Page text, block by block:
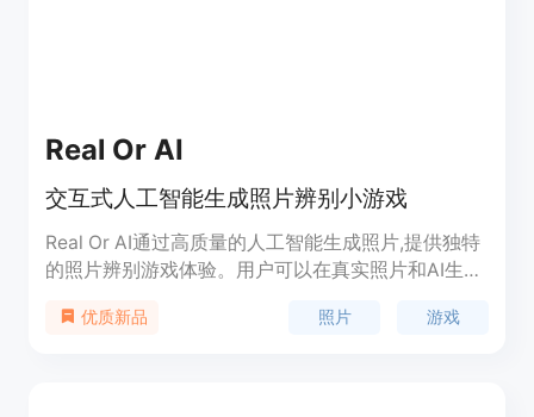
Real Or AI
交互式人工智能生成照片辨别小游戏
Real Or AI通过高质量的人工智能生成照片,提供独特
的照片辨别游戏体验。用户可以在真实照片和AI生成
Real Or AI不仅娱乐有趣,也让用户感受到人工智能在
优质新品 照片 游戏